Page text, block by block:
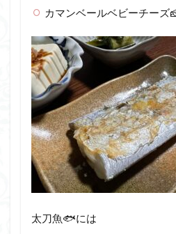
カマンベールベビーチーズ
太刀魚🐟には